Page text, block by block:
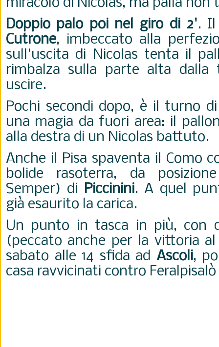
miracolo di Nicolas, ma palla
Doppio palo poi nel giro di 2'. Il
Cutrone, imbeccato alla
sull'uscita di Nicolas tenta il
rimbalza sulla parte alta dalla
uscire.
Pochi secondi dopo, è il turno
una magia da fuori area: il
alla destra di un Nicolas battuto.
Anche il Pisa spaventa il Como
bolide rasoterra, da
Semper) di Piccinini. A quel
già esaurito la carica.
Un punto in tasca in più, con
(peccato anche per la vittoria
sabato alle 14 sfida ad Ascoli,
casa ravvicinati contro